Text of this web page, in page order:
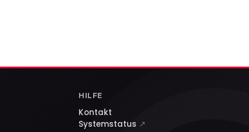
HILFE
Kontakt
Systemstatus ↗